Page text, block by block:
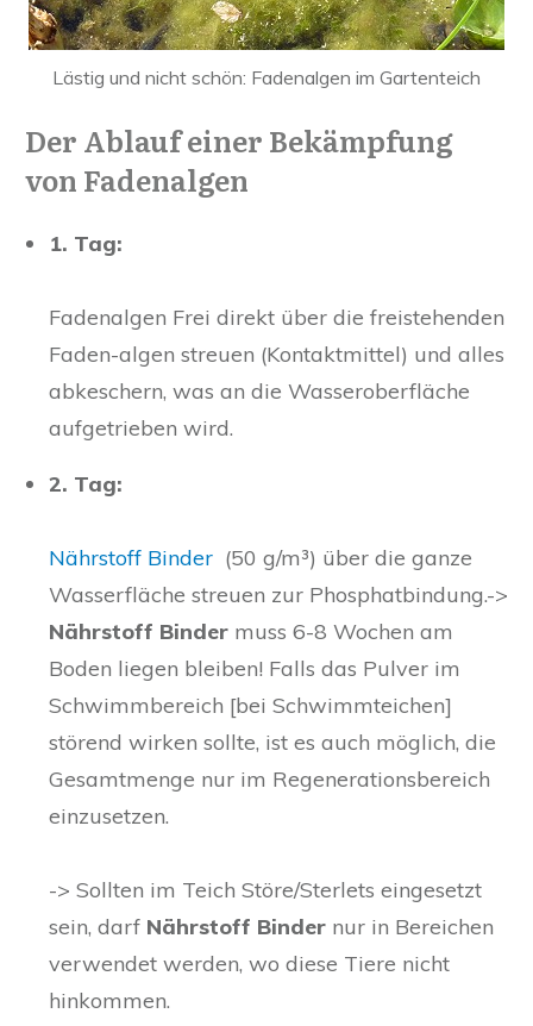
Lästig und nicht schön: Fadenalgen im Gartenteich
Der Ablauf einer Bekämpfung
von Fadenalgen
1. Tag:
Fadenalgen Frei direkt über die freistehenden
Faden-algen streuen (Kontaktmittel) und alles
abkeschern, was an die Wasseroberfläche
aufgetrieben wird.
2. Tag:
Nährstoff Binder (50 g/m³) über die ganze
Wasserfläche streuen zur Phosphatbindung.->
Nährstoff Binder muss 6-8 Wochen am
Boden liegen bleiben! Falls das Pulver im
Schwimm­bereich [bei Schwimmteichen]
störend wirken sollte, ist es auch möglich, die
Gesamt­menge nur im Regenerationsbereich
einzusetzen.
-> Sollten im Teich Störe/Sterlets eingesetzt
sein, darf Nährstoff Binder nur in Bereichen
verwendet werden, wo diese Tiere nicht
hinkommen.